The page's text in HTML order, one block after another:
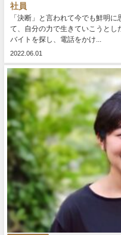
社員
「決断」と言われて今でも鮮明
て、自分の力で生きていこうとし
バイトを探し、電話をかけ...
2022.06.01